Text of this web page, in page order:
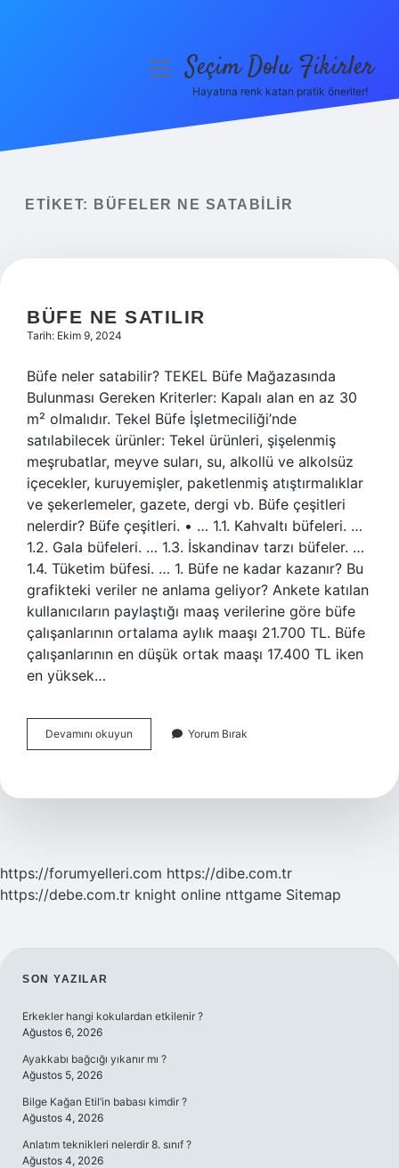
Yasal Uyarı
menüyüSeçim Dolu Fikirler
Hayatına renk katan pratik öneriler!
ETIKET: BÜFELER NE SATABILIR
BÜFE NE SATILIR
Tarih: Ekim 9, 2024
Büfe neler satabilir? TEKEL Büfe Mağazasında
Bulunması Gereken Kriterler: Kapalı alan en az 30
m² olmalıdır. Tekel Büfe İşletmeciliği’nde
satılabilecek ürünler: Tekel ürünleri, şişelenmiş
meşrubatlar, meyve suları, su, alkollü ve alkolsüz
içecekler, kuruyemişler, paketlenmiş atıştırmalıklar
ve şekerlemeler, gazete, dergi vb. Büfe çeşitleri
nelerdir? Büfe çeşitleri. • … 1.1. Kahvaltı büfeleri. …
1.2. Gala büfeleri. … 1.3. İskandinav tarzı büfeler. …
1.4. Tüketim büfesi. … 1. Büfe ne kadar kazanır? Bu
grafikteki veriler ne anlama geliyor? Ankete katılan
kullanıcıların paylaştığı maaş verilerine göre büfe
çalışanlarının ortalama aylık maaşı 21.700 TL. Büfe
çalışanlarının en düşük ortak maaşı 17.400 TL iken
en yüksek…
Devamını okuyun
Ne
Yorum Bırak
https://forumyelleri.com https://dibe.com.tr
https://debe.com.tr knight online nttgame Sitemap
SIDEBAR
SON YAZILAR
Erkekler hangi kokulardan etkilenir ?
Ağustos 6, 2026
Ayakkabı bağcığı yıkanır mı ?
Ağustos 5, 2026
Bilge Kağan Etil’in babası kimdir ?
Ağustos 4, 2026
Anlatım teknikleri nelerdir 8. sınıf ?
Ağustos 4, 2026